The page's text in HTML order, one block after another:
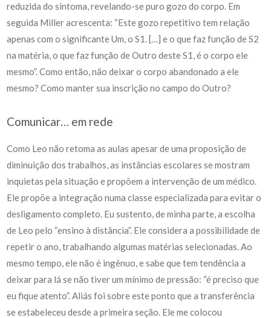
reduzida do sintoma, revelando-se puro gozo do corpo. Em
seguida Miller acrescenta: “Este gozo repetitivo tem relação
apenas com o significante Um, o S1. […] e o que faz função de S2
na matéria, o que faz função de Outro deste S1, é o corpo ele
mesmo”. Como então, não deixar o corpo abandonado a ele
mesmo? Como manter sua inscrição no campo do Outro?
Comunicar… em rede
Como Leo não retoma as aulas apesar de uma proposição de
diminuição dos trabalhos, as instâncias escolares se mostram
inquietas pela situação e propõem a intervenção de um médico.
Ele propõe a integração numa classe especializada para evitar o
desligamento completo. Eu sustento, de minha parte, a escolha
de Leo pelo “ensino à distância”. Ele considera a possibilidade de
repetir o ano, trabalhando algumas matérias selecionadas. Ao
mesmo tempo, ele não é ingênuo, e sabe que tem tendência a
deixar para lá se não tiver um mínimo de pressão: “é preciso que
eu fique atento”. Aliás foi sobre este ponto que a transferência
se estabeleceu desde a primeira seção. Ele me colocou